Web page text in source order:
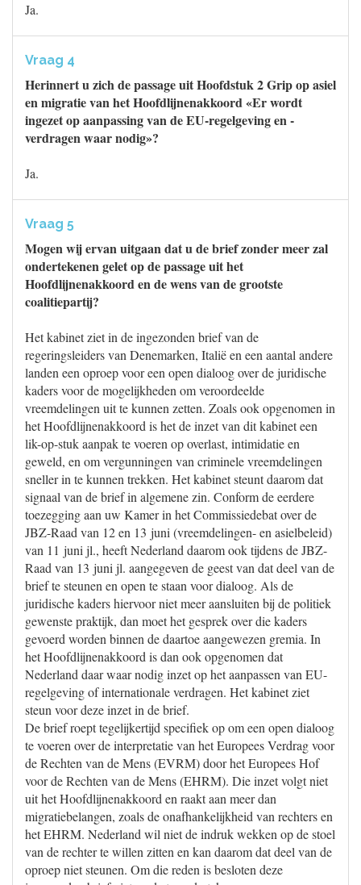
Ja.
Vraag 4
Herinnert u zich de passage uit Hoofdstuk 2 Grip op asiel
en migratie van het Hoofdlijnenakkoord «Er wordt
ingezet op aanpassing van de EU-regelgeving en -
verdragen waar nodig»?
Ja.
Vraag 5
Mogen wij ervan uitgaan dat u de brief zonder meer zal
ondertekenen gelet op de passage uit het
Hoofdlijnenakkoord en de wens van de grootste
coalitiepartij?
Het kabinet ziet in de ingezonden brief van de
regeringsleiders van Denemarken, Italië en een aantal andere
landen een oproep voor een open dialoog over de juridische
kaders voor de mogelijkheden om veroordeelde
vreemdelingen uit te kunnen zetten. Zoals ook opgenomen in
het Hoofdlijnenakkoord is het de inzet van dit kabinet een
lik-op-stuk aanpak te voeren op overlast, intimidatie en
geweld, en om vergunningen van criminele vreemdelingen
sneller in te kunnen trekken. Het kabinet steunt daarom dat
signaal van de brief in algemene zin. Conform de eerdere
toezegging aan uw Kamer in het Commissiedebat over de
JBZ-Raad van 12 en 13 juni (vreemdelingen- en asielbeleid)
van 11 juni jl., heeft Nederland daarom ook tijdens de JBZ-
Raad van 13 juni jl. aangegeven de geest van dat deel van de
brief te steunen en open te staan voor dialoog. Als de
juridische kaders hiervoor niet meer aansluiten bij de politiek
gewenste praktijk, dan moet het gesprek over die kaders
gevoerd worden binnen de daartoe aangewezen gremia. In
het Hoofdlijnenakkoord is dan ook opgenomen dat
Nederland daar waar nodig inzet op het aanpassen van EU-
regelgeving of internationale verdragen. Het kabinet ziet
steun voor deze inzet in de brief.
De brief roept tegelijkertijd specifiek op om een open dialoog
te voeren over de interpretatie van het Europees Verdrag voor
de Rechten van de Mens (EVRM) door het Europees Hof
voor de Rechten van de Mens (EHRM). Die inzet volgt niet
uit het Hoofdlijnenakkoord en raakt aan meer dan
migratiebelangen, zoals de onafhankelijkheid van rechters en
het EHRM. Nederland wil niet de indruk wekken op de stoel
van de rechter te willen zitten en kan daarom dat deel van de
oproep niet steunen. Om die reden is besloten deze